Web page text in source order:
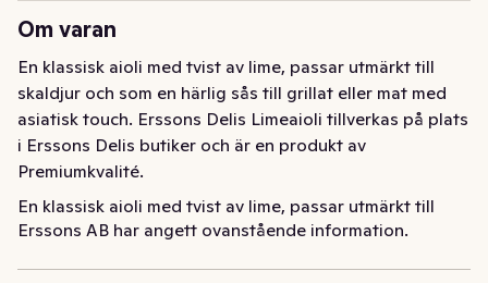
Om varan
En klassisk aioli med tvist av lime, passar utmärkt till
skaldjur och som en härlig sås till grillat eller mat med
asiatisk touch. Erssons Delis Limeaioli tillverkas på plats
i Erssons Delis butiker och är en produkt av
Premiumkvalité.
En klassisk aioli med tvist av lime, passar utmärkt till
skaldjur och som en härlig sås till grillat eller mat med
Erssons AB har angett ovanstående information.